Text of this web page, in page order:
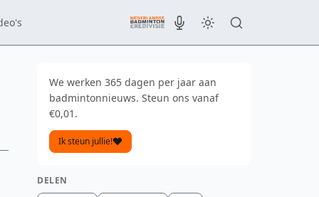
We werken 365 dagen per jaar aan
badmintonnieuws. Steun ons vanaf
€0,01.
Ik steun jullie!
DELEN